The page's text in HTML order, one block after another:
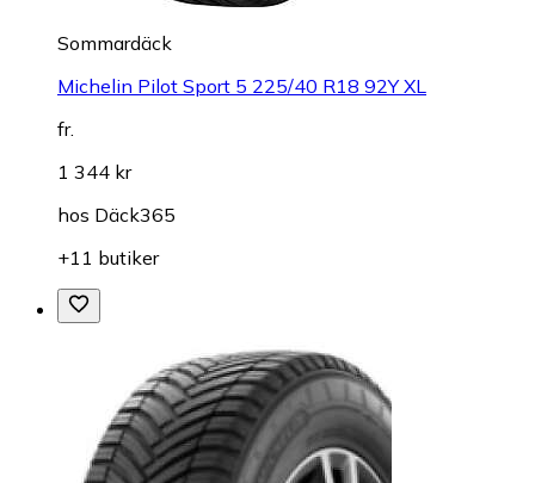
Sommardäck
Michelin Pilot Sport 5 225/40 R18 92Y XL
fr.
1 344 kr
hos Däck365
+11 butiker